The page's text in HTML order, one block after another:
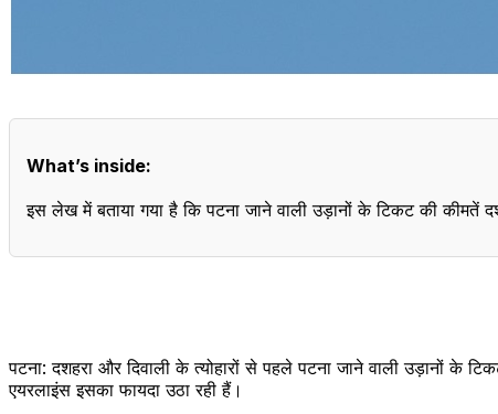
What’s inside:
इस लेख में बताया गया है कि पटना जाने वाली उड़ानों के टिकट की कीमतें
पटना: दशहरा और दिवाली के त्योहारों से पहले पटना जाने वाली उड़ानों के
एयरलाइंस इसका फायदा उठा रही हैं।